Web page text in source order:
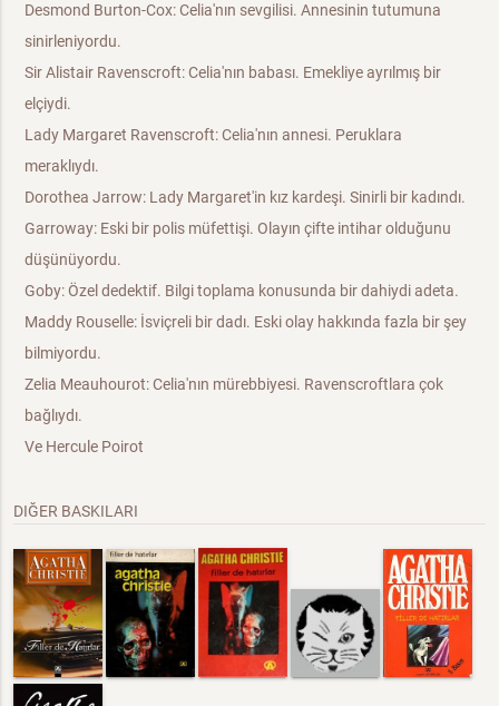
Desmond Burton-Cox: Celia'nın sevgilisi. Annesinin tutumuna
sinirleniyordu.
Sir Alistair Ravenscroft: Celia'nın babası. Emekliye ayrılmış bir
elçiydi.
Lady Margaret Ravenscroft: Celia'nın annesi. Peruklara
meraklıydı.
Dorothea Jarrow: Lady Margaret'in kız kardeşi. Sinirli bir kadındı.
Garroway: Eski bir polis müfettişi. Olayın çifte intihar olduğunu
düşünüyordu.
Goby: Özel dedektif. Bilgi toplama konusunda bir dahiydi adeta.
Maddy Rouselle: İsviçreli bir dadı. Eski olay hakkında fazla bir şey
bilmiyordu.
Zelia Meauhourot: Celia'nın mürebbiyesi. Ravenscroftlara çok
bağlıydı.
Ve Hercule Poirot
DIĞER BASKILARI